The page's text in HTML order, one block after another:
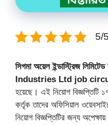
5/
সিগমা অয়েল ইন্ডাস্ট্রিজ
Industries Ltd job
হয়েছে। এই নিয়োগ বিজ্ঞপ্তিটি
কর্তৃক তাদের অফিসিয়াল
নিয়োগ বিজ্ঞপ্তিটির জন্য